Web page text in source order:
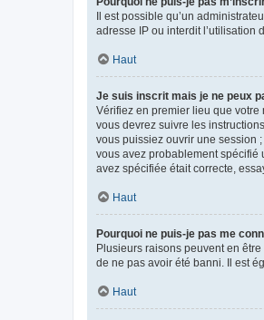
Il est possible qu’un
adresse IP ou interdit l’utilisation
Haut
Je suis inscrit mais je ne peux
Vérifiez en premier lieu que votre
vous devrez suivre les
vous puissiez ouvrir une session
vous avez probablement spécifié
avez spécifiée était correcte,
Haut
Pourquoi ne puis-je pas me
Plusieurs raisons peuvent en
de ne pas avoir été banni. Il est
Haut